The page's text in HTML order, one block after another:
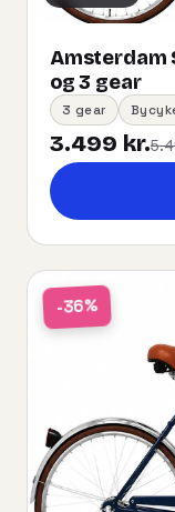
Amsterdam
og 3 gear
3 gear
3.499 kr.
-36%